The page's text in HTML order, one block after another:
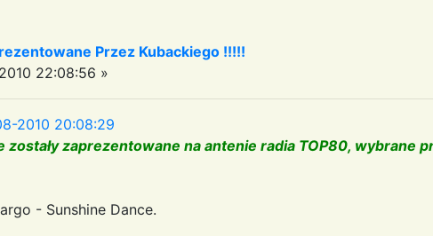
Przez Kubackiego !!!!!
22:08:56 »
2010 20:08:29
zaprezentowane na antenie radia TOP80, wybrane
- Sunshine Dance.